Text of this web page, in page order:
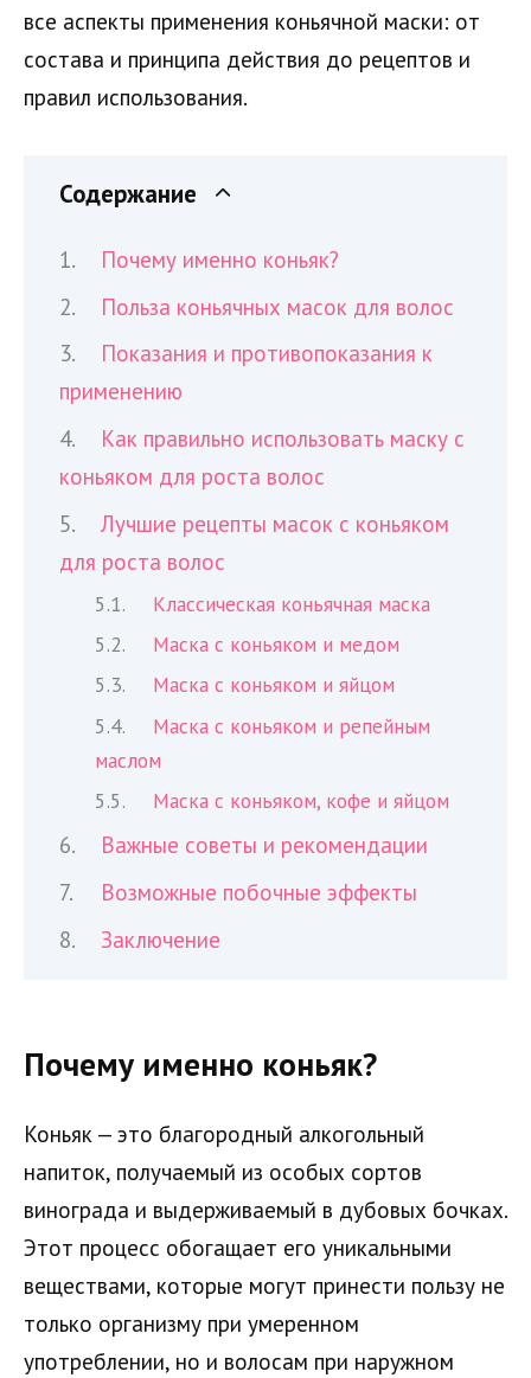
все аспекты применения коньячной маски: от
состава и принципа действия до рецептов и
правил использования.
Содержание
Почему именно коньяк?
Польза коньячных масок для волос
Показания и противопоказания к
применению
Как правильно использовать маску с
коньяком для роста волос
Лучшие рецепты масок с коньяком
для роста волос
Классическая коньячная маска
Маска с коньяком и медом
Маска с коньяком и яйцом
Маска с коньяком и репейным
маслом
Маска с коньяком, кофе и яйцом
Важные советы и рекомендации
Возможные побочные эффекты
Заключение
Почему именно коньяк?
Коньяк — это благородный алкогольный
напиток, получаемый из особых сортов
винограда и выдерживаемый в дубовых бочках.
Этот процесс обогащает его уникальными
веществами, которые могут принести пользу не
только организму при умеренном
употреблении, но и волосам при наружном